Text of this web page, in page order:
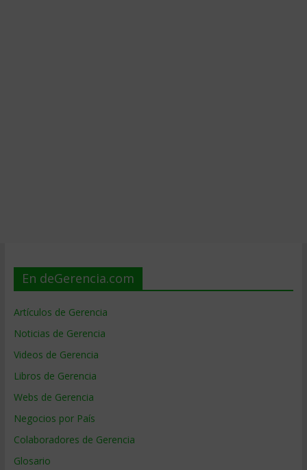
En deGerencia.com
Artículos de Gerencia
Noticias de Gerencia
Videos de Gerencia
Libros de Gerencia
Webs de Gerencia
Negocios por País
Colaboradores de Gerencia
Glosario